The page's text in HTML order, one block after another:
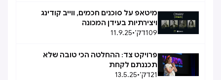
מיטאפ על סוכנים חכמים, ווייב קודינג
ויצירתיות בעידן המכונה
109דק׳•
11.9.25
פרויקט צד: ההחלטה הכי טובה שלא
תכננתם לקחת
21דק׳•
13.5.25